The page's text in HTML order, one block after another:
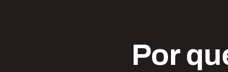
Por